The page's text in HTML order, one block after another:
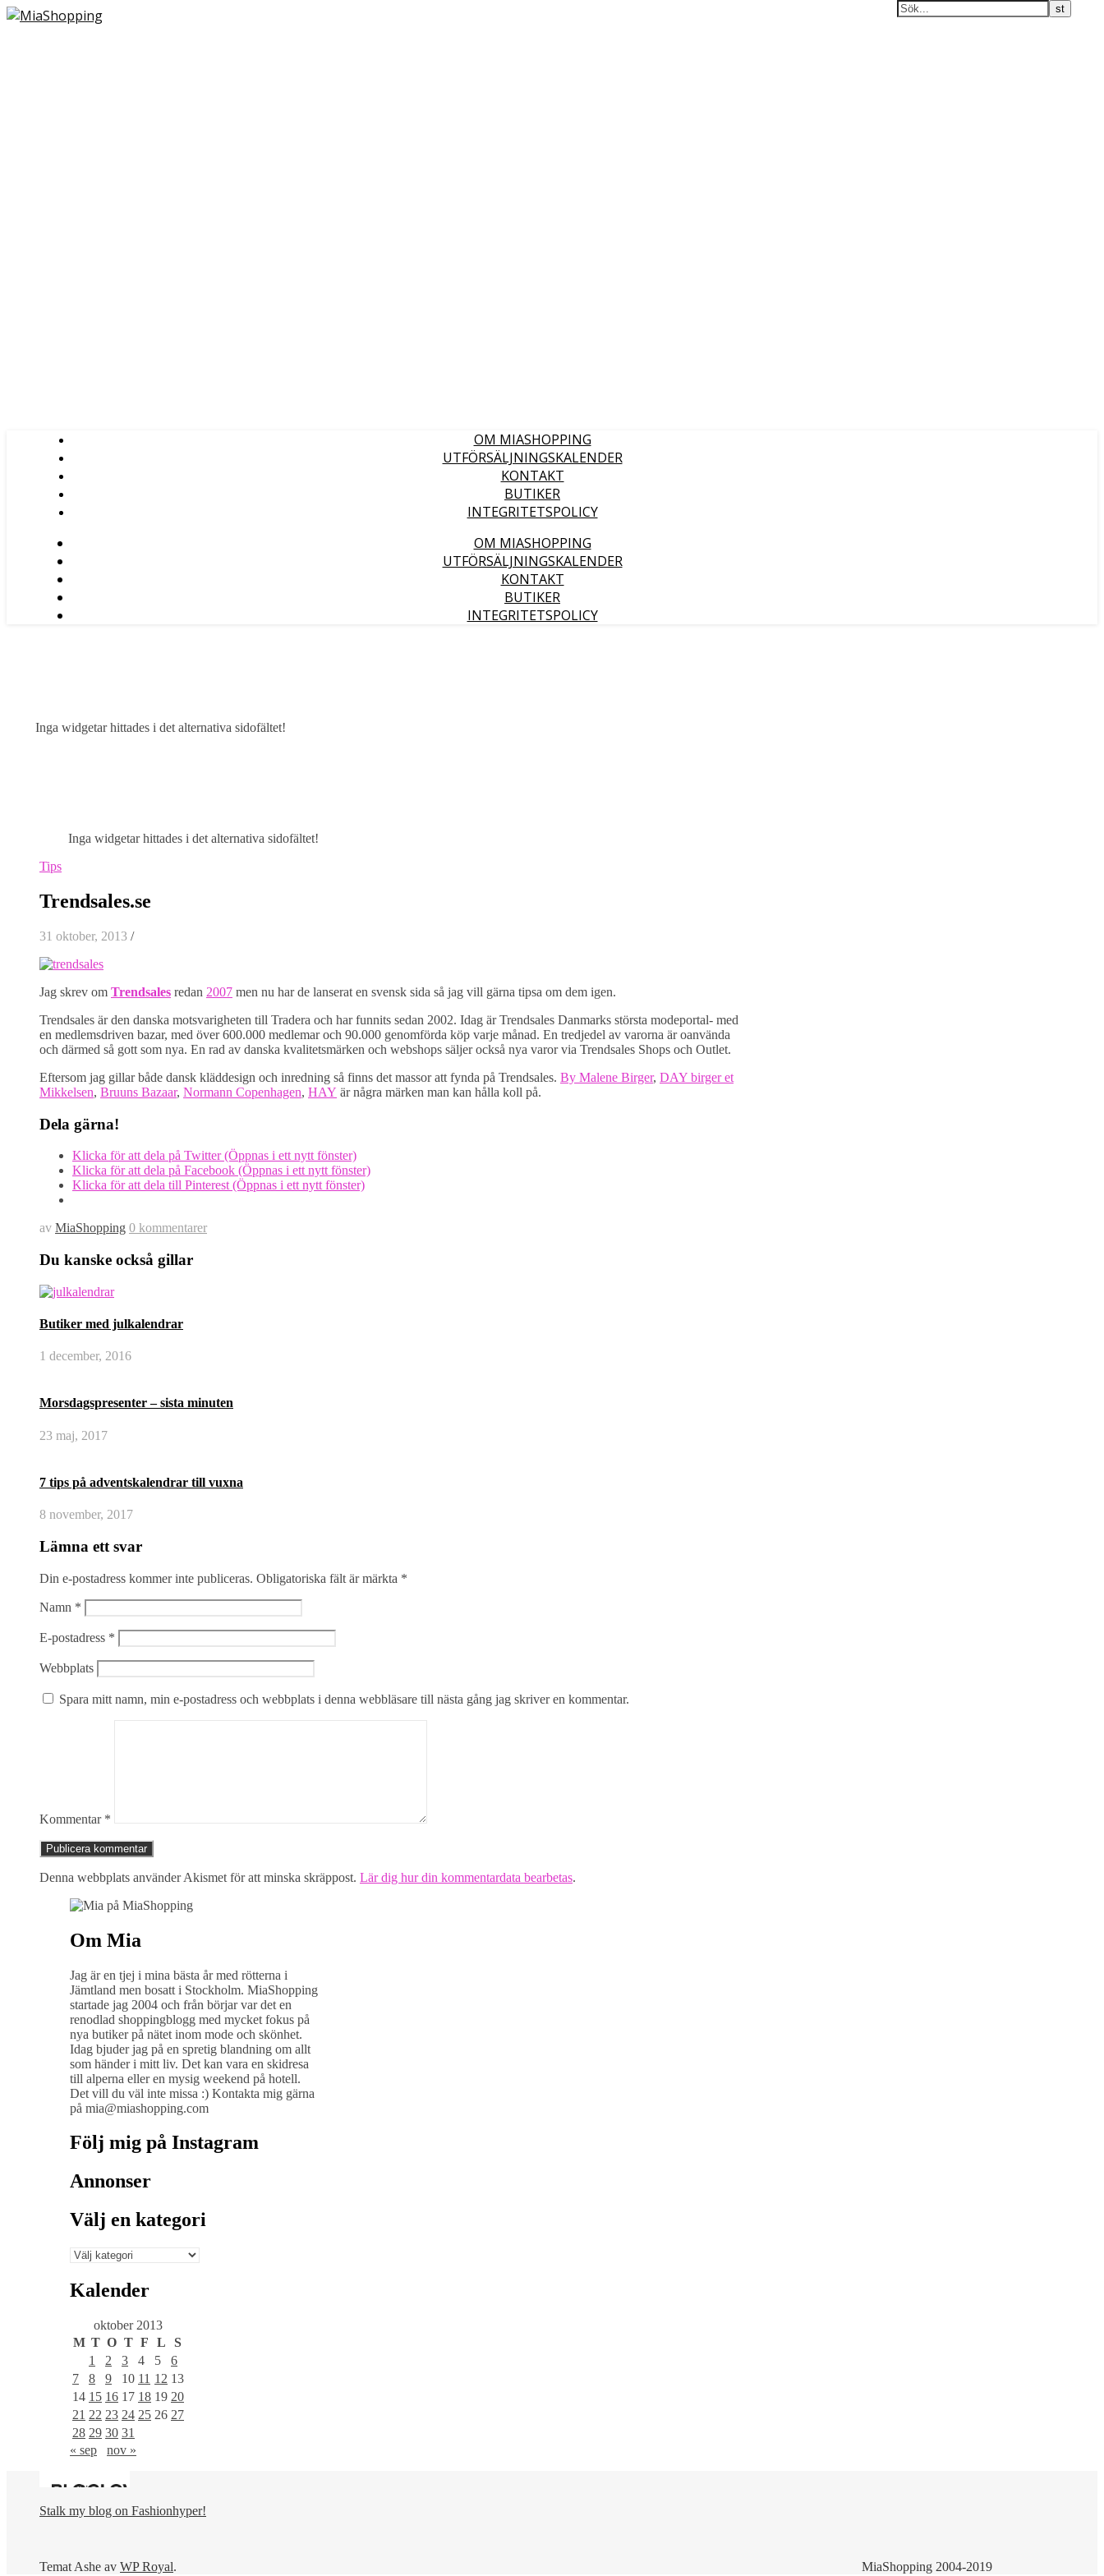
OM MIASHOPPING
UTFÖRSÄLJNINGSKALENDER
KONTAKT
BUTIKER
INTEGRITETSPOLICY
OM MIASHOPPING
UTFÖRSÄLJNINGSKALENDER
KONTAKT
BUTIKER
INTEGRITETSPOLICY
Inga widgetar hittades i det alternativa sidofältet!
Inga widgetar hittades i det alternativa sidofältet!
Tips
Trendsales.se
31 oktober, 2013 /
Jag skrev om Trendsales redan 2007 men nu har de lanserat en svensk sida så jag vill gärna tipsa om dem igen.
Trendsales är den danska motsvarigheten till Tradera och har funnits sedan 2002. Idag är Trendsales Danmarks största modeportal- med
en medlemsdriven bazar, med över 600.000 medlemar och 90.000 genomförda köp varje månad. En tredjedel av varorna är oanvända
och därmed så gott som nya. En rad av danska kvalitetsmärken och webshops säljer också nya varor via Trendsales Shops och Outlet.
Eftersom jag gillar både dansk kläddesign och inredning så finns det massor att fynda på Trendsales. By Malene Birger, DAY birger et
Mikkelsen, Bruuns Bazaar, Normann Copenhagen, HAY är några märken man kan hålla koll på.
Dela gärna!
Klicka för att dela på Twitter (Öppnas i ett nytt fönster)
Klicka för att dela på Facebook (Öppnas i ett nytt fönster)
Klicka för att dela till Pinterest (Öppnas i ett nytt fönster)
av MiaShopping 0 kommentarer
Du kanske också gillar
Butiker med julkalendrar
1 december, 2016
Morsdagspresenter – sista minuten
23 maj, 2017
7 tips på adventskalendrar till vuxna
8 november, 2017
Lämna ett svar
Din e-postadress kommer inte publiceras. Obligatoriska fält är märkta *
Namn *
E-postadress *
Webbplats
Spara mitt namn, min e-postadress och webbplats i denna webbläsare till nästa gång jag skriver en kommentar.
Kommentar *
Denna webbplats använder Akismet för att minska skräppost. Lär dig hur din kommentardata bearbetas.
Om Mia
Jag är en tjej i mina bästa år med rötterna i
Jämtland men bosatt i Stockholm. MiaShopping
startade jag 2004 och från börjar var det en
renodlad shoppingblogg med mycket fokus på
nya butiker på nätet inom mode och skönhet.
Idag bjuder jag på en spretig blandning om allt
som händer i mitt liv. Det kan vara en skidresa
till alperna eller en mysig weekend på hotell.
Det vill du väl inte missa :) Kontakta mig gärna
på mia@miashopping.com
Följ mig på Instagram
Annonser
Välj en kategori
Välj
kategori
Kalender
oktober 2013
M T O T F L
S
1
2 3 4 5
6
7
8 9 10 11 12 13
14 15 16 17 18 19 20
21 22 23 24 25 26 27
28 29 30 31
« sep
nov »
Stalk my blog on Fashionhyper!
MiaShopping 2004-2019
Temat Ashe av WP Royal.